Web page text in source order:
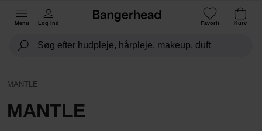
Menu Log ind Favorit Kurv
MANTLE
MANTLE